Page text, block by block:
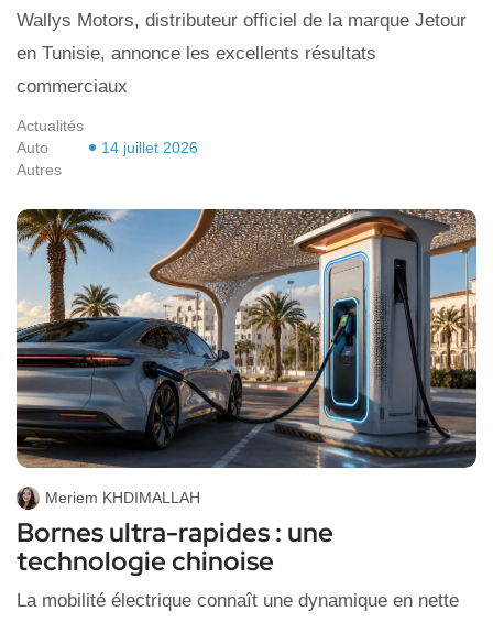
Wallys Motors, distributeur officiel de la marque Jetour
en Tunisie, annonce les excellents résultats
commerciaux
Actualités
Auto
Autres
14 juillet 2026
Meriem KHDIMALLAH
Bornes ultra-rapides : une
technologie chinoise
La mobilité électrique connaît une dynamique en nette